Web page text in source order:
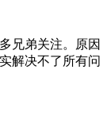
兄弟关注。原因
解决不了所有问